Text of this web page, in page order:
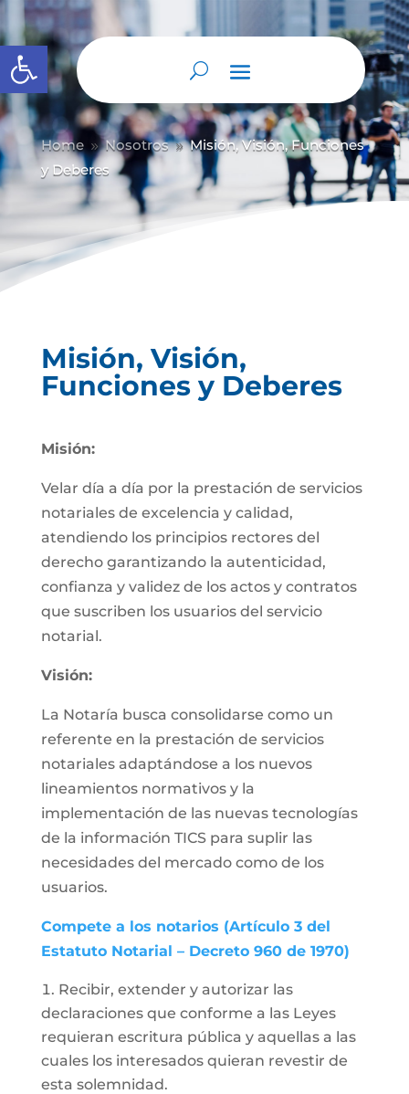
Abrir barra de herramientas
Home 9 Nosotros 9 Misión, Visión, Funciones
y Deberes
Misión, Visión,
Funciones y Deberes
Misión:
Velar día a día por la prestación de servicios
notariales de excelencia y calidad,
atendiendo los principios rectores del
derecho garantizando la autenticidad,
confianza y validez de los actos y contratos
que suscriben los usuarios del servicio
notarial.
Visión:
La Notaría busca consolidarse como un
referente en la prestación de servicios
notariales adaptándose a los nuevos
lineamientos normativos y la
implementación de las nuevas tecnologías
de la información TICS para suplir las
necesidades del mercado como de los
usuarios.
Compete a los notarios (Artículo 3 del
Estatuto Notarial – Decreto 960 de 1970)
Recibir, extender y autorizar las
declaraciones que conforme a las Leyes
requieran escritura pública y aquellas a las
cuales los interesados quieran revestir de
esta solemnidad.